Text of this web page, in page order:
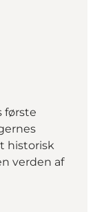
første
historisk
verden af